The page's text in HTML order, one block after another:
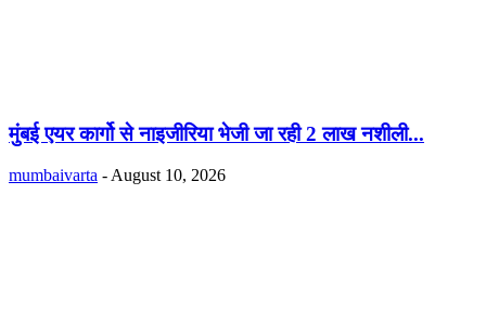
मुंबई एयर कार्गो से नाइजीरिया भेजी जा रही 2 लाख नशीली...
mumbaivarta - August 10, 2026